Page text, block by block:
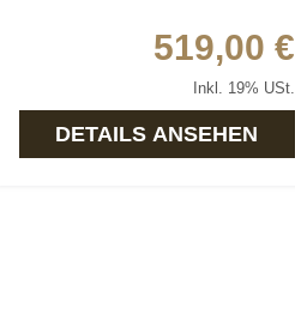
519,00 €
Inkl. 19% USt.
DETAILS ANSEHEN